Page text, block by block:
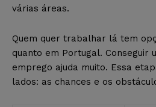
várias áreas.
Quem quer trabalhar lá tem
quanto em Portugal. Conseguir
emprego ajuda muito. Essa
lados: as chances e os